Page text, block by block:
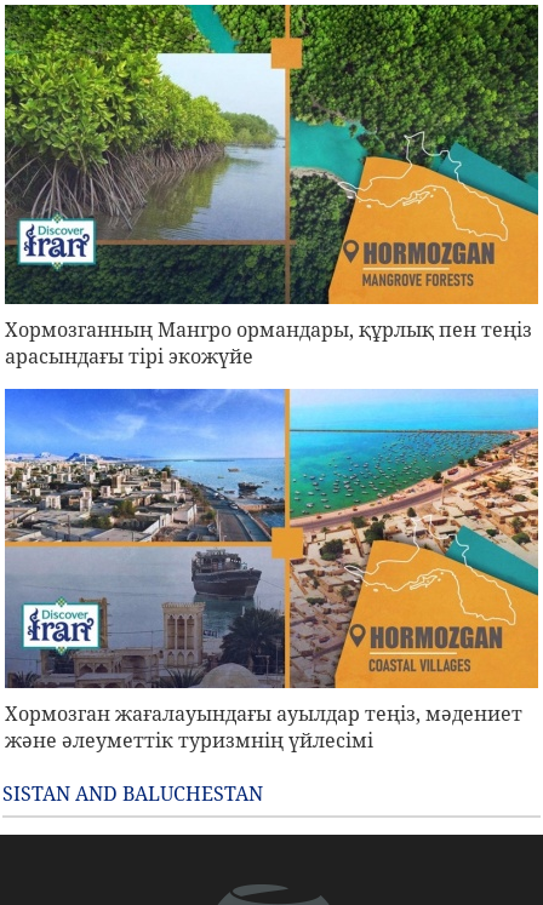
Хормозганның Мангро ормандары, құрлық пен теңіз
арасындағы тірі экожүйе
Хормозган жағалауындағы ауылдар теңіз, мәдениет
және әлеуметтік туризмнің үйлесімі
SISTAN AND BALUCHESTAN